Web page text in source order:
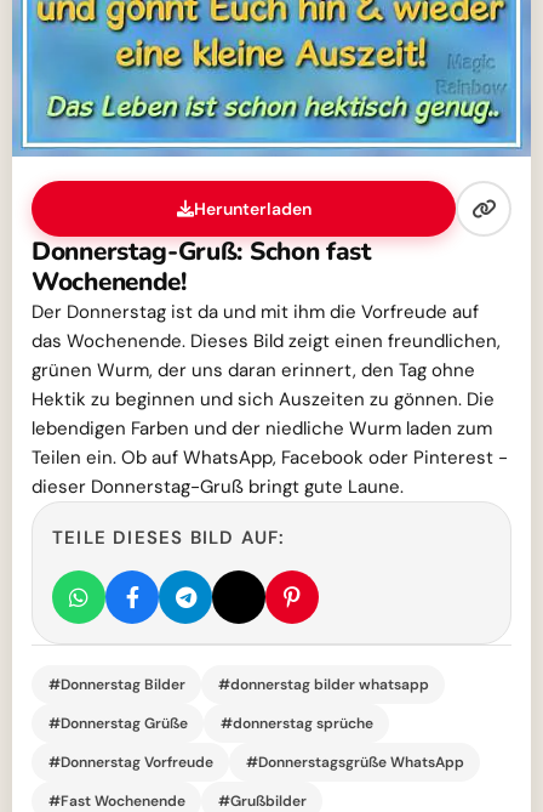
Herunterladen
Donnerstag-Gruß: Schon fast
Wochenende!
Der Donnerstag ist da und mit ihm die Vorfreude auf
das Wochenende. Dieses Bild zeigt einen freundlichen,
grünen Wurm, der uns daran erinnert, den Tag ohne
Hektik zu beginnen und sich Auszeiten zu gönnen. Die
lebendigen Farben und der niedliche Wurm laden zum
Teilen ein. Ob auf WhatsApp, Facebook oder Pinterest -
dieser Donnerstag-Gruß bringt gute Laune.
TEILE DIESES BILD AUF:
#Donnerstag Bilder
#donnerstag bilder whatsapp
#Donnerstag Grüße
#donnerstag sprüche
#Donnerstag Vorfreude
#Donnerstagsgrüße WhatsApp
#Fast Wochenende
#Grußbilder